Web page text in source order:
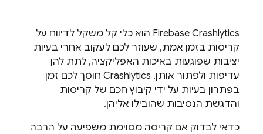
Firebase Crashlytics הוא כלי קל משקל לדיווח על
קריסות בזמן אמת, שעוזר לכם לעקוב אחרי בעיות
יציבות שפוגעות באיכות האפליקציה, לתת להן
עדיפות ולפתור אותן. Crashlytics חוסך לכם זמן
בפתרון בעיות על ידי קיבוץ חכם של קריסות
והדגשת הנסיבות שהובילו אליהן.
כדאי לבדוק אם קריסה מסוימת משפיעה על הרבה